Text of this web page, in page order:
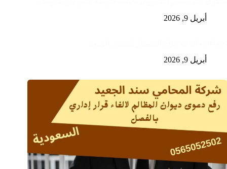
أبريل 9, 2026
أبريل 9, 2026